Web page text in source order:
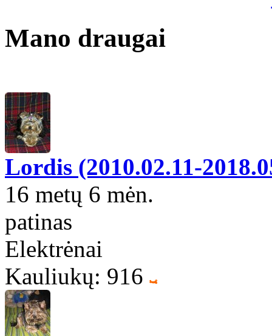
Mano draugai
Lordis (2010.02.11-
16 metų 6 mėn.
patinas
Elektrėnai
Kauliukų: 916